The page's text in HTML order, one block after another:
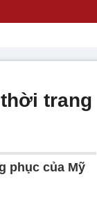
trang
phục của Mỹ